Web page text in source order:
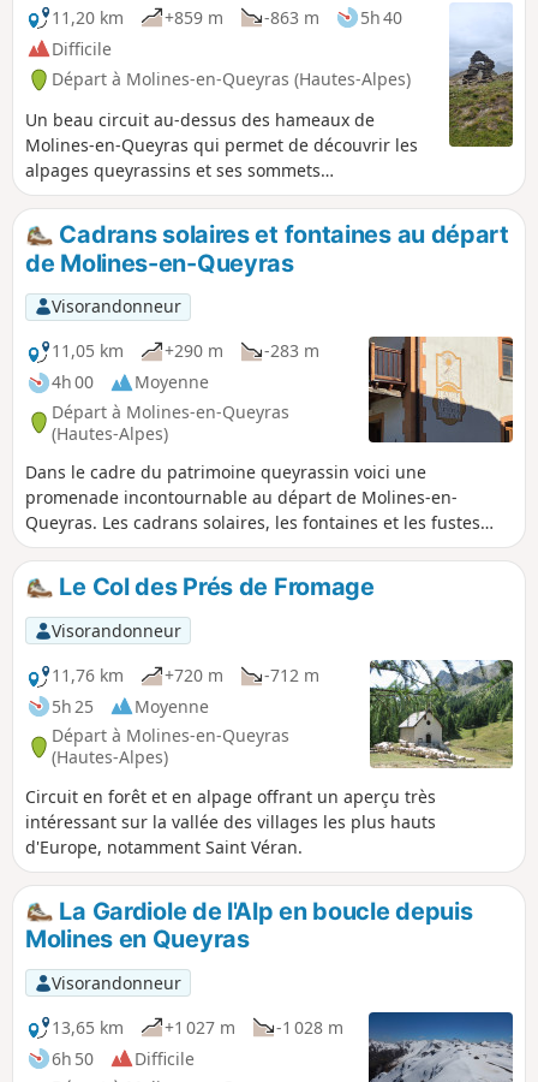
11,20 km
+859 m -863 m
5h 40
Difficile
Départ à Molines-en-Queyras (Hautes-Alpes)
Un beau circuit au-dessus des hameaux de
Molines-en-Queyras qui permet de découvrir les
alpages queyrassins et ses sommets
environnants.
Cadrans solaires et fontaines au départ
de Molines-en-Queyras
Visorandonneur
11,05 km
+290 m
-283 m
4h 00
Moyenne
Départ à Molines-en-Queyras
(Hautes-Alpes)
Dans le cadre du patrimoine queyrassin voici une
promenade incontournable au départ de Molines-en-
Queyras. Les cadrans solaires, les fontaines et les fustes
occuperont grands et petits tout au long de cette
promenade.
Le Col des Prés de Fromage
Visorandonneur
11,76 km
+720 m
-712 m
5h 25
Moyenne
Départ à Molines-en-Queyras
(Hautes-Alpes)
Circuit en forêt et en alpage offrant un aperçu très
intéressant sur la vallée des villages les plus hauts
d'Europe, notamment Saint Véran.
La Gardiole de l'Alp en boucle depuis
Molines en Queyras
Visorandonneur
13,65 km
+1 027 m
-1 028 m
6h 50
Difficile